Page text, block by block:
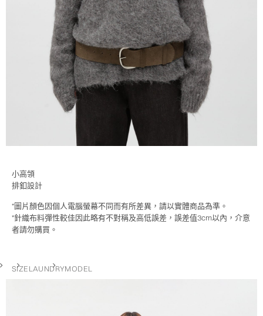
小高領
排釦設計
*圖片顏色因個人電腦螢幕不同而有所差異，請以實體商品為準。
*針織布料彈性較佳因此略有不對稱及高低誤差，誤差值3cm以內，介意
者請勿購買。
SIZELAUNDRYMODEL